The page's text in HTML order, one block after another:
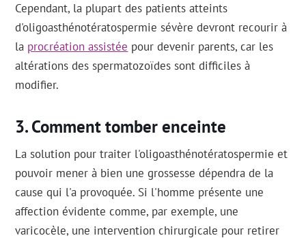
Cependant, la plupart des patients atteints
d'oligoasthénotératospermie sévère devront recourir à
la procréation assistée pour devenir parents, car les
altérations des spermatozoïdes sont difficiles à
modifier.
Comment tomber enceinte
La solution pour traiter l'oligoasthénotératospermie et
pouvoir mener à bien une grossesse dépendra de la
cause qui l'a provoquée. Si l'homme présente une
affection évidente comme, par exemple, une
varicocèle, une intervention chirurgicale pour retirer